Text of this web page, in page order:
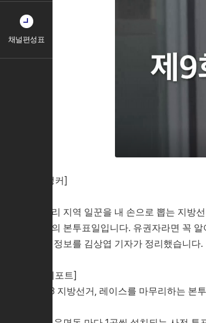
채널편성표
[앵커]
우리 지역 일꾼을 내 손으로 뽑는 지방
거의 본투표일입니다. 유권자라면 꼭
련 정보를 김상엽 기자가 정리했습니다.
[리포트]
6.3 지방선거, 레이스를 마무리하는 본